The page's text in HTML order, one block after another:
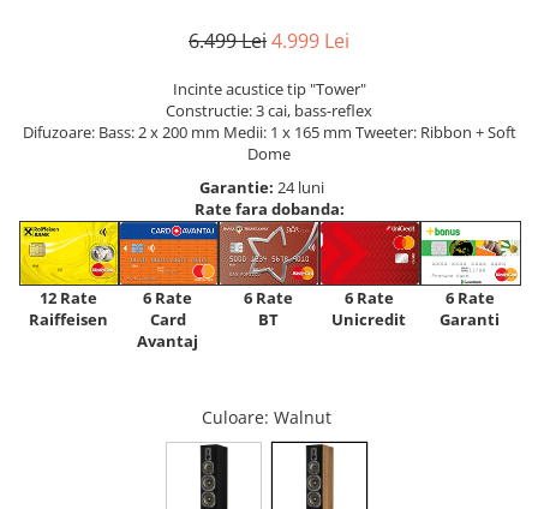
6.499 Lei4.999 Lei
Incinte acustice tip "Tower"
Constructie: 3 cai, bass-reflex
Difuzoare: Bass: 2 x 200 mm Medii: 1 x 165 mm Tweeter: Ribbon + Soft
Dome
Garantie: 24 luni
Rate fara dobanda:
12 Rate
Raiffeisen
6 Rate
Card
Avantaj
6 Rate
BT
6 Rate
Unicredit
6 Rate
Garanti
Culoare: Walnut